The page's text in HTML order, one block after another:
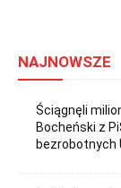
NAJNOWSZE
Ściągnęli
Bocheński z
bezrobotnych